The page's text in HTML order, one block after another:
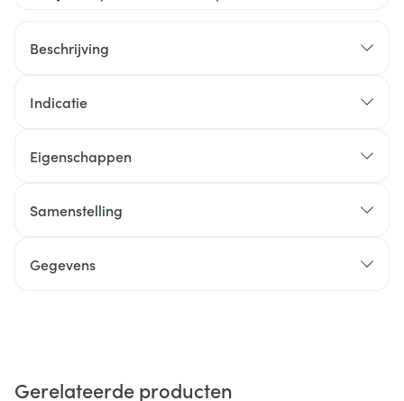
Beschrijving
Indicatie
Eigenschappen
Samenstelling
Gegevens
Gerelateerde producten